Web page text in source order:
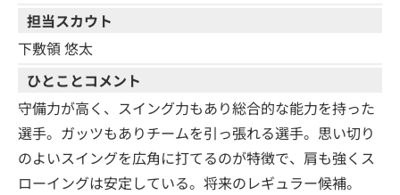
担当スカウト
下敷領 悠太
ひとことコメント
守備力が高く、スイング力もあり総合的な能力を持った
選手。ガッツもありチームを引っ張れる選手。思い切り
のよいスイングを広角に打てるのが特徴で、肩も強くス
ローイングは安定している。将来のレギュラー候補。